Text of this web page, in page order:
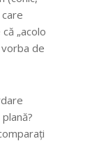
„acolo
de